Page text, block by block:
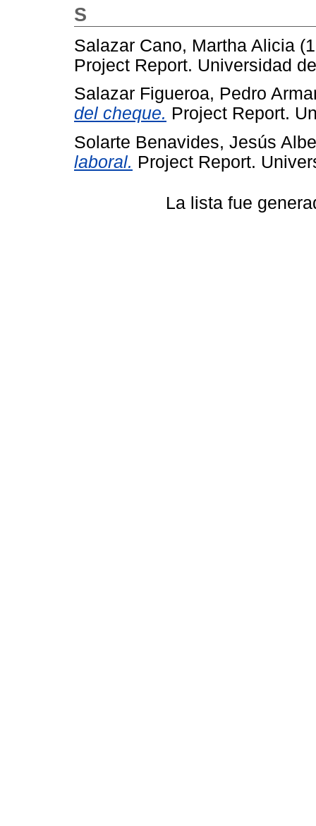
S
Salazar Cano, Martha Alicia
Project Report. Universidad
Salazar Figueroa, Pedro
del cheque. Project Report.
Solarte Benavides, Jesús
laboral. Project Report.
La lista fue